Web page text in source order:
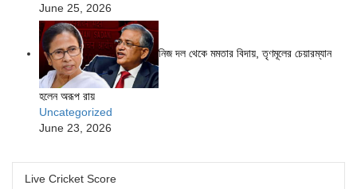
June 25, 2026
নিজ দল থেকে মমতার বিদায়, তৃণমূলের চেয়ারম্যান
হলেন অরূপ রায়
Uncategorized
June 23, 2026
Live Cricket Score